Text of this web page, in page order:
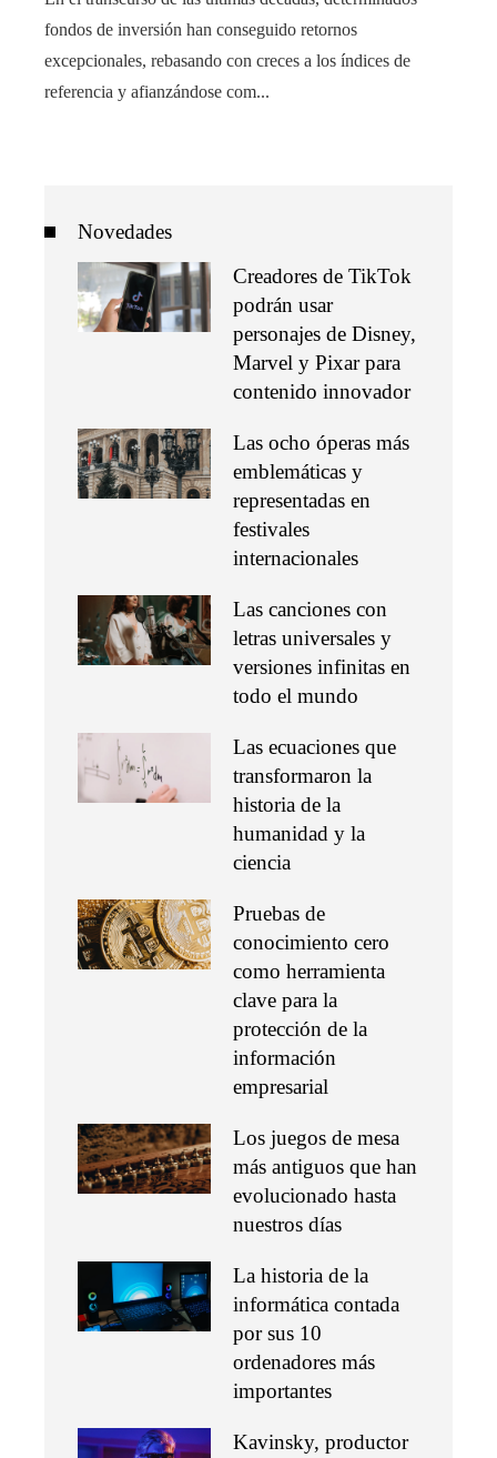
fondos de inversión han conseguido retornos
excepcionales, rebasando con creces a los índices de
referencia y afianzándose com...
Novedades
Creadores de TikTok
podrán usar
personajes de Disney,
Marvel y Pixar para
contenido innovador
Las ocho óperas más
emblemáticas y
representadas en
festivales
internacionales
Las canciones con
letras universales y
versiones infinitas en
todo el mundo
Las ecuaciones que
transformaron la
historia de la
humanidad y la
ciencia
Pruebas de
conocimiento cero
como herramienta
clave para la
protección de la
información
empresarial
Los juegos de mesa
más antiguos que han
evolucionado hasta
nuestros días
La historia de la
informática contada
por sus 10
ordenadores más
importantes
Kavinsky, productor